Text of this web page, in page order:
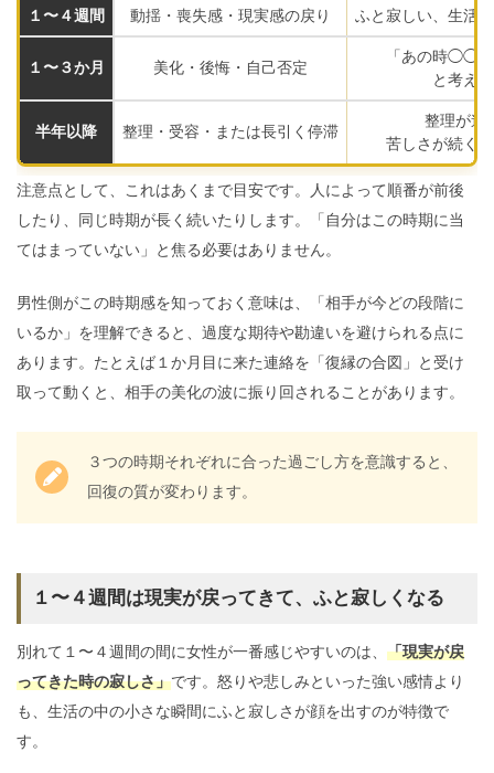
１〜４週間 動揺・喪失感・現実感の戻り ふと寂しい、生活
１〜３か月 美化・後悔・自己否定
「あの時◯◯
と考え
半年以降 整理・受容・または長引く停滞
整理が進
苦しさが続く
注意点として、これはあくまで目安です。人によって順番が前後
したり、同じ時期が長く続いたりします。「自分はこの時期に当
てはまっていない」と焦る必要はありません。
男性側がこの時期感を知っておく意味は、「相手が今どの段階に
いるか」を理解できると、過度な期待や勘違いを避けられる点に
あります。たとえば１か月目に来た連絡を「復縁の合図」と受け
取って動くと、相手の美化の波に振り回されることがあります。
３つの時期それぞれに合った過ごし方を意識すると、
回復の質が変わります。
１〜４週間は現実が戻ってきて、ふと寂しくなる
別れて１〜４週間の間に女性が一番感じやすいのは、 「現実が戻
ってきた時の寂しさ」です。怒りや悲しみといった強い感情より
も、生活の中の小さな瞬間にふと寂しさが顔を出すのが特徴で
す。